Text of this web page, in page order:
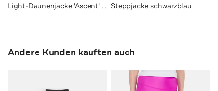
Light-Daunenjacke 'Ascent' nachtblau Steppjacke schwarzblau
Andere Kunden kauften auch